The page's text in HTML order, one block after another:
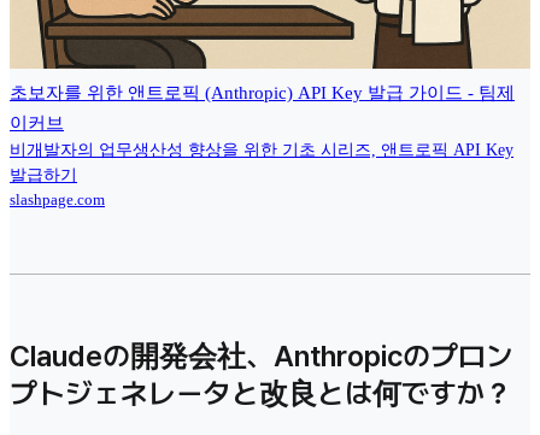
초보자를 위한 앤트로픽 (Anthropic) API Key 발급 가이드 - 팀제
이커브
비개발자의 업무생산성 향상을 위한 기초 시리즈, 앤트로픽 API Key
발급하기
slashpage.com
Claudeの開発会社、Anthropicのプロン
プトジェネレータと改良とは何ですか？